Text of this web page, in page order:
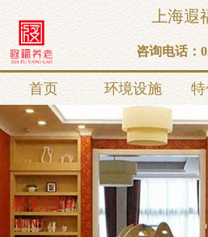
上海
咨询电话：
首页 环境设施
精彩回眸
NEWS